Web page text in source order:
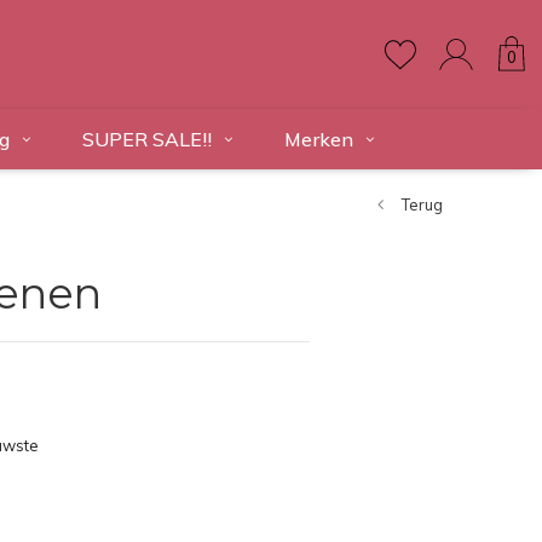
0
SUPER SALE!! Merken
Terug